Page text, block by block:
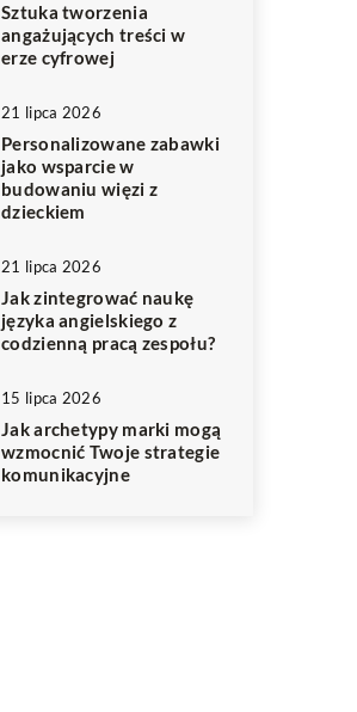
Sztuka tworzenia
angażujących treści w
erze cyfrowej
21 lipca 2026
Personalizowane zabawki
jako wsparcie w
budowaniu więzi z
dzieckiem
21 lipca 2026
Jak zintegrować naukę
języka angielskiego z
codzienną pracą zespołu?
15 lipca 2026
Jak archetypy marki mogą
wzmocnić Twoje strategie
komunikacyjne